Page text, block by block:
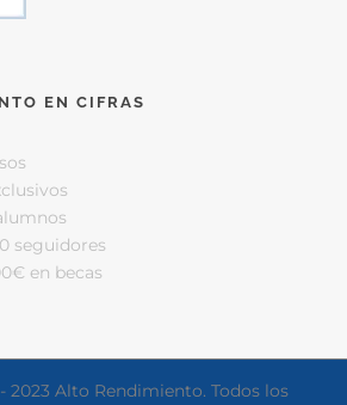
EN CIFRAS
seguidores
en becas
Alto Rendimiento. Todos los